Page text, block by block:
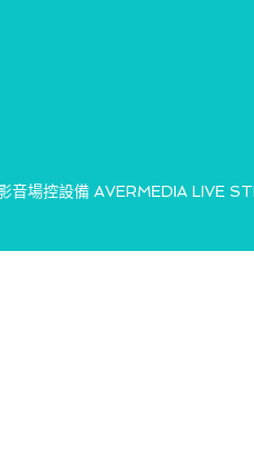
音場控設備 AVERMEDIA LIVE